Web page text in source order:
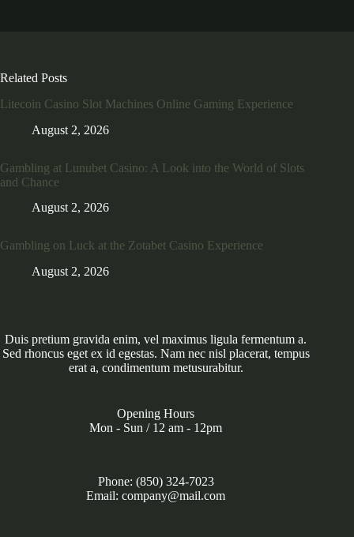
Related Posts
Litecoin Casino Slot Machines Online Gaming Experience
August 2, 2026
Gambling at Lunubet Casino: A Look into the World of Slots
and Chance
August 2, 2026
Gambling on Luck at the Zotabet Casino Experience
August 2, 2026
Duis pretium gravida enim, vel maximus ligula fermentum a.
Sed rhoncus eget ex id egestas. Nam nec nisl placerat, tempus
erat a, condimentum metusurabitur.
Opening Hours
Mon - Sun / 12 am - 12pm
Phone: (850) 324-7023
Email: company@mail.com